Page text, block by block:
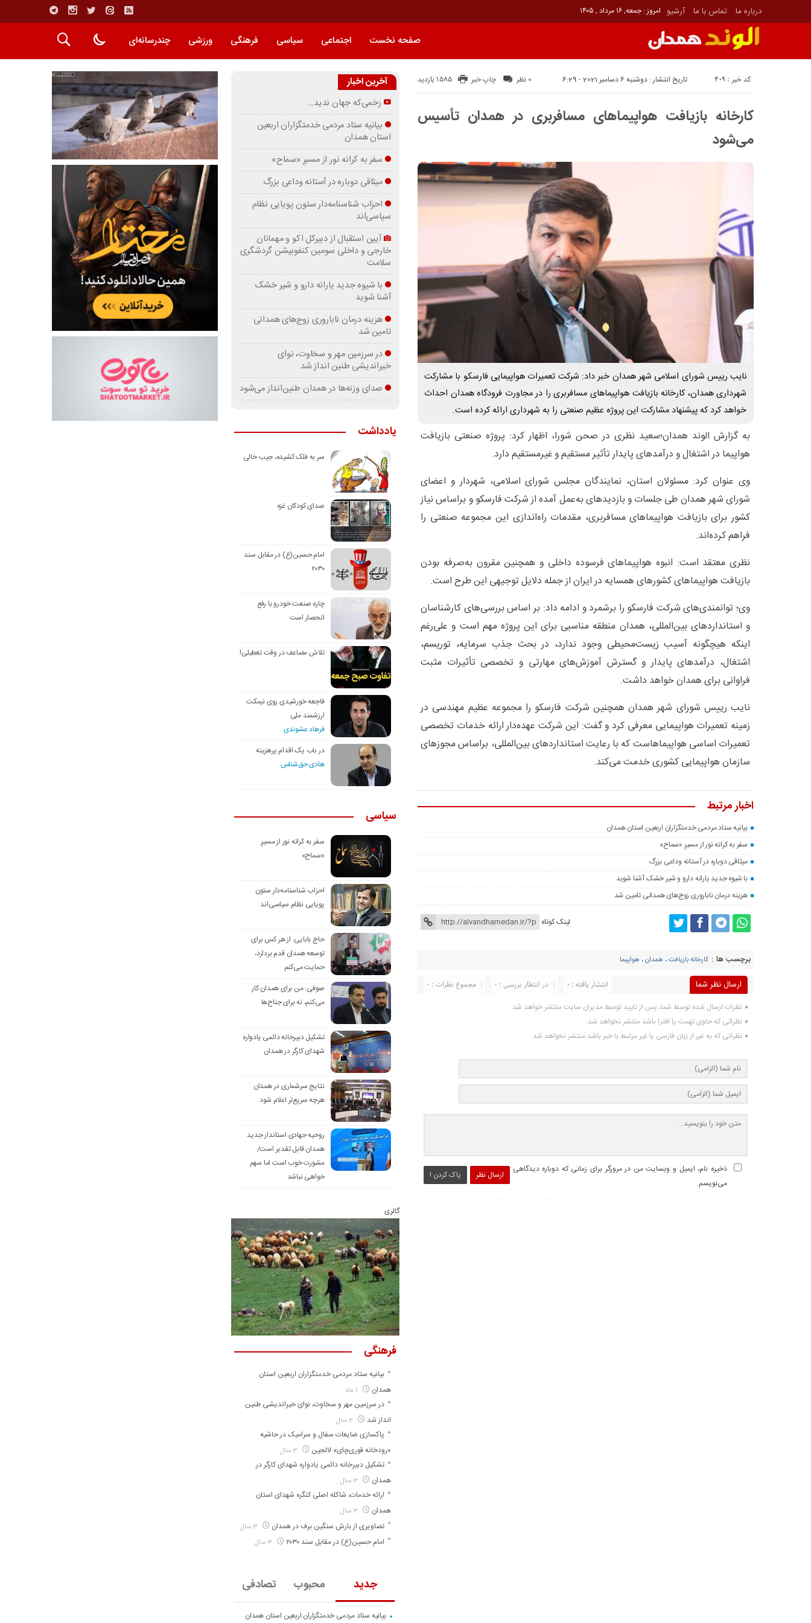
درباره ما تماس با ما آرشیو امروز : جمعه, ۱۶ مرداد , ۱۴۰۵
صفحه نخست اجتماعی سیاسی فرهنگی ورزشی چندرسانه‌ای
تاریخ انتشار : دوشنبه 6 دسامبر 2021 - 6:29 1585 بازدید کد خبر : 409 چاپ خبر 0 نظر
کارخانه بازیافت هواپیماهای مسافربری در همدان تأسیس
می‌شود
نایب رییس شورای اسلامی شهر همدان خبر داد: شرکت تعمیرات هواپیمایی فارسکو با مشارکت
شهرداری همدان، کارخانه بازیافت هواپیماهای مسافربری را در مجاورت فرودگاه همدان احداث
خواهد کرد که پیشنهاد مشارکت این پروژه عظیم صنعتی را به شهرداری ارائه کرده است.
به گزارش الوند همدان؛سعید نظری در صحن شورا، اظهار کرد: پروژه صنعتی بازیافت
هواپیما در اشتغال و درآمدهای پایدار تأثیر مستقیم و غیرمستقیم دارد.
وی عنوان کرد: مسئولان استان، نمایندگان مجلس شورای اسلامی، شهردار و اعضای
شورای شهر همدان طی جلسات و بازدیدهای به‌عمل آمده از شرکت فارسکو و براساس نیاز
کشور برای بازیافت هواپیماهای مسافربری، مقدمات راه‌اندازی این مجموعه صنعتی را
فراهم کرده‌اند.
نظری معتقد است: انبوه هواپیماهای فرسوده داخلی و همچنین مقرون به‌صرفه بودن
بازیافت هواپیماهای کشورهای همسایه در ایران از جمله دلایل توجیهی این طرح است.
وی؛ توانمندی‌های شرکت فارسکو را برشمرد و ادامه داد: بر اساس بررسی‌های کارشناسان
و استانداردهای بین‌المللی، همدان منطقه مناسبی برای این پروژه مهم است و علی‌رغم
اینکه هیچگونه آسیب زیست‌محیطی وجود ندارد، در بحث جذب سرمایه‌، توریسم،
اشتغال، درآمدهای پایدار و گسترش آموزش‌های مهارتی و تخصصی تأثیرات مثبت
فراوانی برای همدان خواهد داشت.
نایب رییس شورای شهر همدان همچنین شرکت فارسکو را مجموعه‌ عظیم مهندسی در
زمینه تعمیرات هواپیمایی معرفی کرد و گفت: این شرکت عهده‌دار ارائه خدمات تخصصی
تعمیرات اساسی هواپیماهاست که با رعایت استانداردهای بین‌المللی، براساس مجوزهای
سازمان هواپیمایی کشوری خدمت می‌کند.
اخبار مرتبط
بیانیه ستاد مردمی خدمتگزاران اربعین استان همدان
سفر به کرانه‌ نور از مسیرِ «سماح»
میثاقی دوباره در آستانه‌ وداعی بزرگ
با شیوه جدید یارانه دارو و شیر خشک آشنا شوید
هزینه درمان ناباروری زوج‌های همدانی تامین شد
لینک کوتاه
برچسب ها : کارخانه بازیافت، همدان، هواپیما
ارسال نظر شما مجموع نظرات : 0 در انتظار بررسی : 0 انتشار یافته : 0
نظرات ارسال شده توسط شما، پس از تایید توسط مدیران سایت منتشر خواهد شد.
نظراتی که حاوی تهمت یا افترا باشد منتشر نخواهد شد.
نظراتی که به غیر از زبان فارسی یا غیر مرتبط با خبر باشد منتشر نخواهد شد.
ارسال نظر پاک کردن !
ذخیره نام، ایمیل و وبسایت من در مرورگر برای زمانی که دوباره دیدگاهی
می‌نویسم.
آخرین اخبار
زخمی‌که جهان ندید…
بیانیه ستاد مردمی خدمتگزاران اربعین
استان همدان
سفر به کرانه‌ نور از مسیرِ «سماح»
میثاقی دوباره در آستانه‌ وداعی بزرگ
احزاب شناسنامه‌دار ستون پویایی نظام
سیاسی‌اند
آیین استقبال از دبیرکل اکو و مهمانان
خارجی و داخلی سومین کنفوبیشن گردشگری
سلامت
با شیوه جدید یارانه دارو و شیر خشک
آشنا شوید
هزینه درمان ناباروری زوج‌های همدانی
تامین شد
در سرزمین مهر و سخاوت، نوای
خیراندیشی طنین انداز شد
صدای وزنه‌ها در همدان طنین‌انداز می‌شود
یادداشت
سر به فلک کشیده، جیب خالی
صدای کودکان غزه
امام حسین(ع) در مقابل سند
۲۰۳۰
چاره صنعت خودرو با رفع
انحصار است
تلاش مضاعف در وقت تعطیلی!
فاجعه خورشیدی روی نیمکت
ارزشمند ملی
فرهاد عشوندی
در باب یک اقدام پرهزینه
هادی حق‌شناس
سیاسی
سفر به کرانه‌ نور از مسیرِ
«سماح»
احزاب شناسنامه‌دار ستون
پویایی نظام سیاسی‌اند
حاج بابایی: از هر کس برای
توسعه همدان قدم بردارد،
حمایت می‌کنم
صوفی: من برای همدان کار
می‌کنم، نه برای جناح‌ها
تشکیل دبیرخانه دائمی یادواره
شهدای کارگر در همدان
نتایج سرشماری در همدان
هرچه سریع‌تر اعلام شود
روحیه جهادی استاندار جدید
همدان قابل تقدیر است/
مشورت خوب است اما سهم
خواهی نباشد
گالری
جدید محبوب تصادفی
بیانیه ستاد مردمی خدمتگزاران اربعین استان همدان
فرهنگی
بیانیه ستاد مردمی خدمتگزاران اربعین استان
همدان
در سرزمین مهر و سخاوت، نوای خیراندیشی طنین
انداز شد
پاکسازی ضایعات سفال و سرامیک در حاشیه
«رودخانه قوری‌چای» لالجین
3 سال
تشکیل دبیرخانه دائمی یادواره شهدای کارگر در
همدان
3 سال
ارائه خدمات، شاکله اصلی کنگره شهدای استان
همدان
3 سال
تصاویری از بارش سنگین برف در همدان 3 سال
امام حسین(ع) در مقابل سند ۲۰۳۰ 3 سال